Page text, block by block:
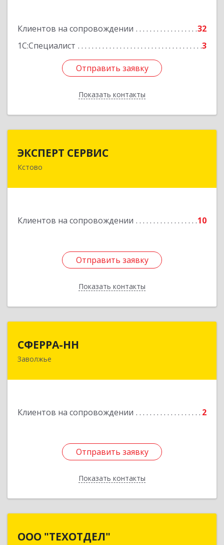
Клиентов на сопровождении
32
1С:Специалист
3
Отправить заявку
Показать контакты
Отправить заявку
Назад
ЭКСПЕРТ СЕРВИС
Кстово
Клиентов на сопровождении 10
Отправить заявку
Показать контакты
Отправить заявку
Назад
СФЕРРА-НН
Заволжье
Клиентов на сопровождении 2
Отправить заявку
Показать контакты
Отправить заявку
Назад
ООО "ТЕХОТДЕЛ"